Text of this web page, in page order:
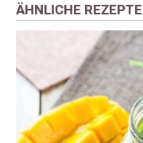
ÄHNLICHE REZEPTE